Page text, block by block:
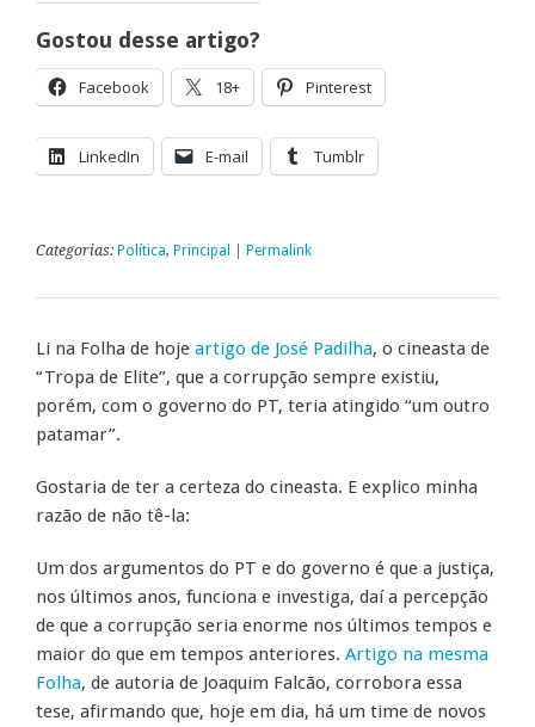
Gostou desse artigo?
Facebook 18+ Pinterest
LinkedIn E-mail Tumblr
Categorias: Política, Principal Permalink
Li na Folha de hoje artigo de José Padilha, o cineasta de
“Tropa de Elite”, que a corrupção sempre existiu,
porém, com o governo do PT, teria atingido “um outro
patamar”.
Gostaria de ter a certeza do cineasta. E explico minha
razão de não tê-la:
Um dos argumentos do PT e do governo é que a justiça,
nos últimos anos, funciona e investiga, daí a percepção
de que a corrupção seria enorme nos últimos tempos e
maior do que em tempos anteriores. Artigo na mesma
Folha, de autoria de Joaquim Falcão, corrobora essa
tese, afirmando que, hoje em dia, há um time de novos